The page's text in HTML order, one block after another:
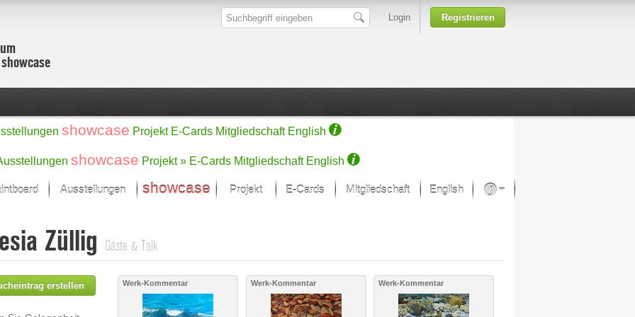
Login Registrieren
showcase Projekt E-Cards Mitgliedschaft English
showcase Projekt » E-Cards Mitgliedschaft English
im Fokus
Malerei
Skulptur/Plastik
Digital Art
Grafik
Fotografie
Ausstellungen showcase Projekt E-Cards Mitgliedschaft English
Kunsthäuser
Züllig Gäste & Talk
erstellen Werk-Kommentar Werk-Kommentar Werk-Kommentar